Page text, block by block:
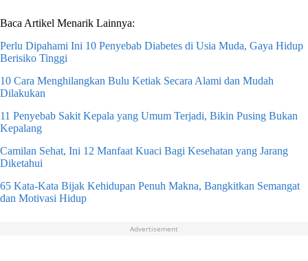
Baca Artikel Menarik Lainnya:
Perlu Dipahami Ini 10 Penyebab Diabetes di Usia Muda, Gaya Hidup
Berisiko Tinggi
10 Cara Menghilangkan Bulu Ketiak Secara Alami dan Mudah
Dilakukan
11 Penyebab Sakit Kepala yang Umum Terjadi, Bikin Pusing Bukan
Kepalang
Camilan Sehat, Ini 12 Manfaat Kuaci Bagi Kesehatan yang Jarang
Diketahui
65 Kata-Kata Bijak Kehidupan Penuh Makna, Bangkitkan Semangat
dan Motivasi Hidup
Advertisement